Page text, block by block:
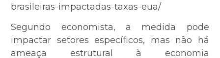
brasileiras-impactadas-taxas-eua/
Segundo economista, a medida pode
impactar setores específicos, mas não há
ameaça estrutural à economia